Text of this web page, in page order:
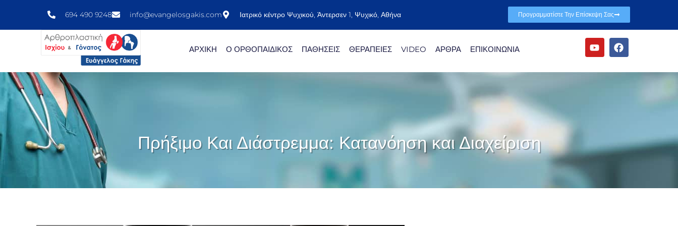
694 490 9248 info@evangelosgakis.com Ιατρικό κέντρο Ψυχικού, Άντερσεν 1, Ψυχικό, Αθήνα Προγραμματίστε Την Επίσκεψη Σας
ΑΡΧΙΚΗ Ο ΟΡΘΟΠΑΙΔΙΚΟΣ ΠΑΘΗΣΕΙΣ ΘΕΡΑΠΕΙΕΣ VIDEO ΑΡΘΡΑ ΕΠΙΚΟΙΝΩΝΙΑ
Πρήξιμο Και Διάστρεμμα: Κατανόηση και Διαχείριση